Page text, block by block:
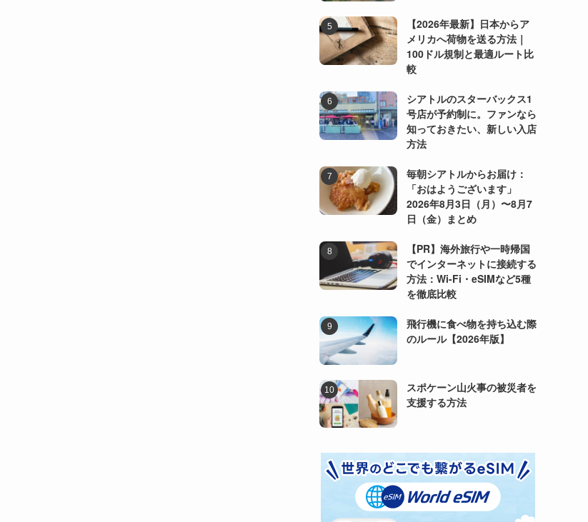
【2026年最新】日本からア
メリカへ荷物を送る方法｜
100ドル規制と最適ルート比
較
シアトルのスターバックス1
号店が予約制に。ファンなら
知っておきたい、新しい入店
方法
毎朝シアトルからお届け：
「おはようございます」
2026年8月3日（月）〜8月7
日（金）まとめ
【PR】海外旅行や一時帰国
でインターネットに接続する
方法：Wi-Fi・eSIMなど5種
を徹底比較
飛行機に食べ物を持ち込む際
のルール【2026年版】
スポケーン山火事の被災者を
支援する方法